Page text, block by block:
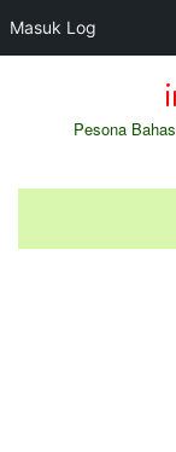
Masuk Log
Pesona